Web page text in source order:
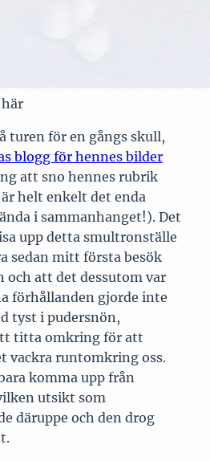
turen för en gångs skull,
blogg för hennes bilder
att sno hennes rubrik
helt enkelt det enda
i sammanhanget!). Det
upp detta smultronställe
sedan mitt första besök
och att det dessutom var
förhållanden gjorde inte
tyst i pudersnön,
titta omkring för att
vackra runtomkring oss.
komma upp från
utsikt som
däruppe och den drog